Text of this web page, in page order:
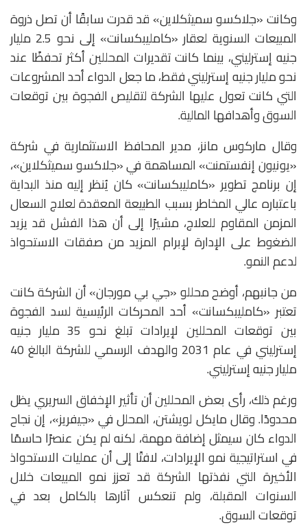
وكانت «جلاكسو سميثكلاين» قد قدرت سابقًا أن تصل ذروة
المبيعات السنوية لعقار «كامليبكسانت» إلى نحو 2.5 مليار
جنيه إسترليني، بينما كانت تقديرات المحللين أكثر تحفظًا عند
نحو مليار جنيه إسترليني فقط، ما جعل الدواء أحد المشروعات
التي كانت تعول عليها الشركة لتقليص الفجوة بين توقعات
السوق وأهدافها المالية.
وقال ماركوس مانز، مدير المحافظ الاستثمارية في شركة
«يونيون إنفستمنت» المساهمة في «جلاكسو سميثكلاين»،
إن برنامج تطوير «كامليبكسانت» كان يُنظر إليه منذ البداية
باعتباره عالي المخاطر بسبب الطبيعة المعقدة لعلاج السعال
المزمن المقاوم للعلاج، مشيرًا إلى أن هذا الفشل قد يزيد
الضغوط على الإدارة لإبرام المزيد من صفقات الاستحواذ
لدعم النمو.
من جانبهم، أوضح محللو «جي بي مورجان» أن الشركة كانت
تعتبر «كامليبكسانت» أحد المحركات الرئيسية لسد الفجوة
بين توقعات المحللين لإيرادات تبلغ نحو 35 مليار جنيه
إسترليني في عام 2031 والهدف الرسمي للشركة البالغ 40
مليار جنيه إسترليني.
ورغم ذلك، رأى بعض المحللين أن تأثير الإخفاق السريري يظل
محدودًا. وقال مايكل لويشتن، المحلل في «جيفريز»، إن نجاح
الدواء كان سيمثل إضافة مهمة، لكنه لم يكن عنصرًا حاسمًا
في استراتيجية نمو الإيرادات، لافتًا إلى أن عمليات الاستحواذ
الأخيرة التي نفذتها الشركة قد تعزز نمو المبيعات خلال
السنوات المقبلة، ولم تنعكس آثارها بالكامل بعد في
توقعات السوق.